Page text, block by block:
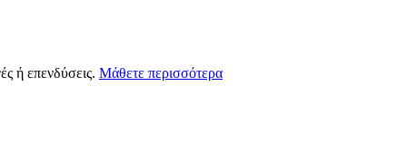
ή επενδύσεις. Μάθετε περισσότερα